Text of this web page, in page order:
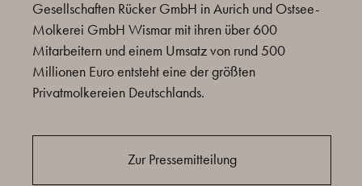
Gesellschaften Rücker GmbH in Aurich und Ostsee-
Molkerei GmbH Wismar mit ihren über 600
Mitarbeitern und einem Umsatz von rund 500
Millionen Euro entsteht eine der größten
Privatmolkereien Deutschlands.
Zur Pressemitteilung